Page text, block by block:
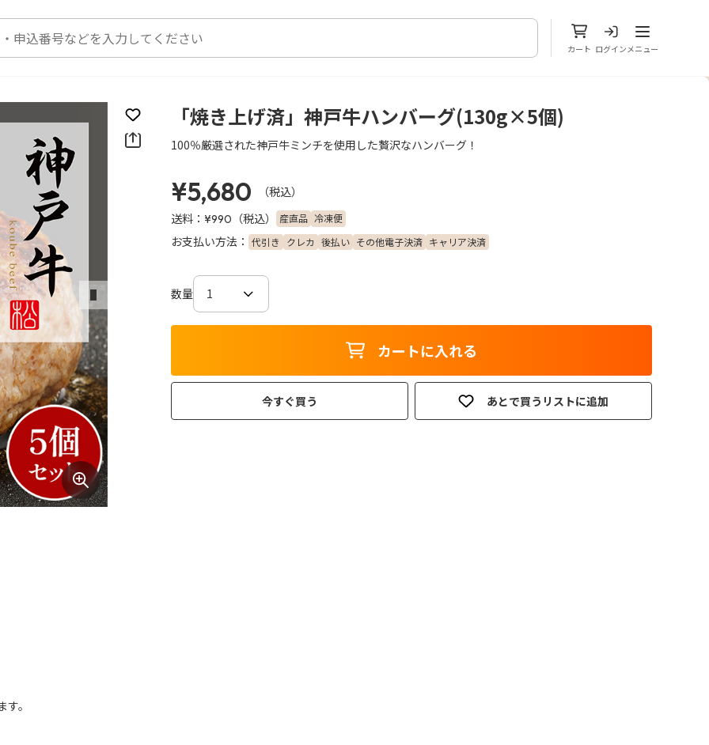
カート ログイン
メニューを開
メニュー
次のスライド
お気に入りに登録「焼き上げ済」神戸牛ハンバーグ(130g×5個)
100％厳選された神戸牛ミンチを使用した贅沢なハンバーグ！
¥5,680
（税込）
送料： ¥990 （税込） 産直品 冷凍便
お支払い方法： 代引き クレカ 後払い その他電子決済 キャリア決済
数量
カートに入れる
今すぐ買う あとで買うリストに追加
。